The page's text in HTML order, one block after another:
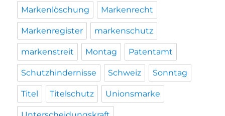
Markenlöschung Markenrecht
Markenregister markenschutz
markenstreit Montag Patentamt
Schutzhindernisse Schweiz Sonntag
Titel Titelschutz Unionsmarke